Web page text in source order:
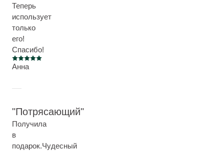
Теперь
использует
только
его!
Спасибо!
Current rating: 5 out of 5 stars
Анна
Потрясающий
Получила
в
подарок.Чудесный